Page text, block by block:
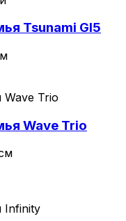
Tsunami GI5
Wave Trio